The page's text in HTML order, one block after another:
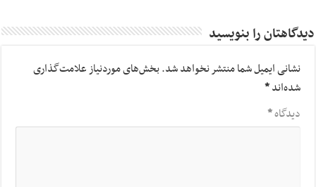
دیدگاهتان را بنویسید
نشانی ایمیل شما منتشر نخواهد شد.بخش‌های موردنیاز علامت‌گذاری
شده‌اند*
دیدگاه*